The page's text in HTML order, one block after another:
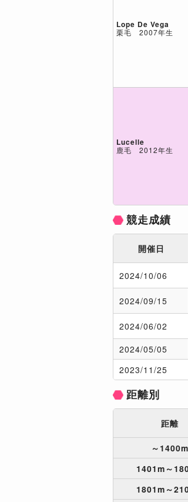
Lope De Vega
栗毛 2007年生
Lucelle
鹿毛 2012年生
競走成績
開催日
2024/10/06
2024/09/15
2024/06/02
2024/05/05
2023/11/25
距離別
距離
～1400m
1401m～
1801m～